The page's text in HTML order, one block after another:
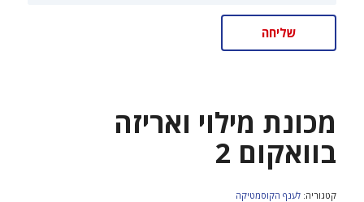
מכונת מילוי ואריזה
בוואקום 2
קטגוריה: לענף הקוסמטיקה